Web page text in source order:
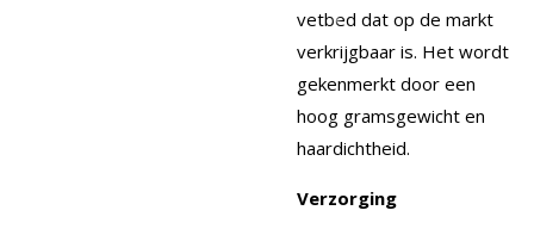
vetbed dat op de markt
verkrijgbaar is. Het wordt
gekenmerkt door een
hoog gramsgewicht en
haardichtheid.
Verzorging